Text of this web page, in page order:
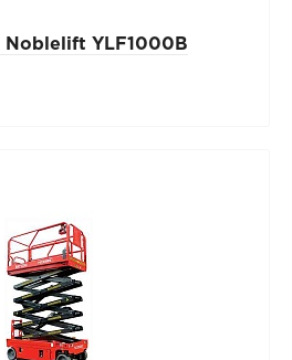
Noblelift YLF1000B